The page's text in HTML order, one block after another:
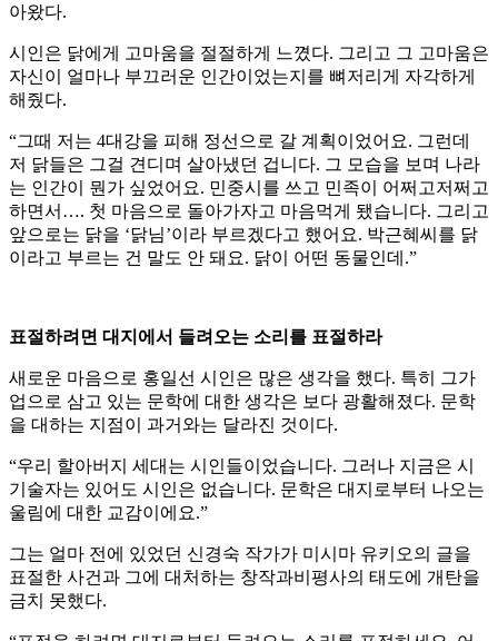
아왔다.
시인은 닭에게 고마움을 절절하게 느꼈다. 그리고 그 고마움은
자신이 얼마나 부끄러운 인간이었는지를 뼈저리게 자각하게
해줬다.
“그때 저는 4대강을 피해 정선으로 갈 계획이었어요. 그런데
저 닭들은 그걸 견디며 살아냈던 겁니다. 그 모습을 보며 나라
는 인간이 뭔가 싶었어요. 민중시를 쓰고 민족이 어쩌고저쩌고
하면서…. 첫 마음으로 돌아가자고 마음먹게 됐습니다. 그리고
앞으로는 닭을 ‘닭님’이라 부르겠다고 했어요. 박근혜씨를 닭
이라고 부르는 건 말도 안 돼요. 닭이 어떤 동물인데.”
표절하려면 대지에서 들려오는 소리를 표절하라
새로운 마음으로 홍일선 시인은 많은 생각을 했다. 특히 그가
업으로 삼고 있는 문학에 대한 생각은 보다 광활해졌다. 문학
을 대하는 지점이 과거와는 달라진 것이다.
“우리 할아버지 세대는 시인들이었습니다. 그러나 지금은 시
기술자는 있어도 시인은 없습니다. 문학은 대지로부터 나오는
울림에 대한 교감이에요.”
그는 얼마 전에 있었던 신경숙 작가가 미시마 유키오의 글을
표절한 사건과 그에 대처하는 창작과비평사의 태도에 개탄을
금치 못했다.